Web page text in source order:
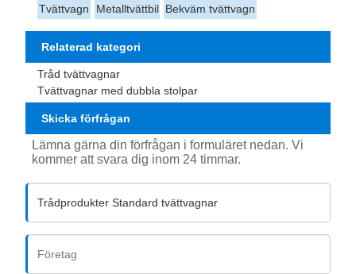
Tvättvagn Metalltvättbil Bekväm tvättvagn
Relaterad kategori
Tråd tvättvagnar
Tvättvagnar med dubbla stolpar
Skicka förfrågan
Lämna gärna din förfrågan i formuläret nedan. Vi
kommer att svara dig inom 24 timmar.